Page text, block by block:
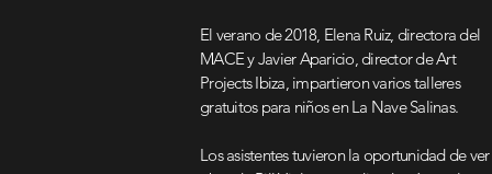
El verano de 2018, Elena Ruiz, directora del
MACE yJavier Aparicio, director de Art
Projects Ibiza, impartieron varios talleres
gratuitos para niños en La Nave Salinas.
Los asistentes tuvieron la oportunidad de